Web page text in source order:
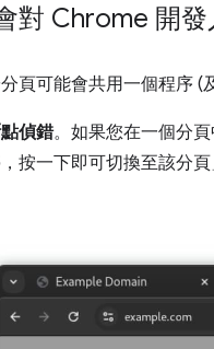
對 Chrome 開
頁可能會共用一個程序 (
偵錯。如果您在一個分
按一下即可切換至該分頁